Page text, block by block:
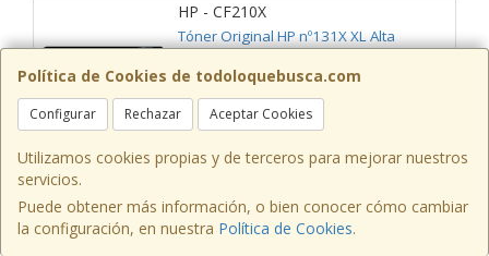
HP - CF210X
Tóner Original HP nº131X XL Alta
Capacidad/ Negro
145,00 €
UK8S6PE
Política de Cookies de todoloquebusca.com
Configurar Rechazar Aceptar Cookies
Utilizamos cookies propias y de terceros para mejorar nuestros
servicios.
Puede obtener más información, o bien conocer cómo cambiar
la configuración, en nuestra Política de Cookies.